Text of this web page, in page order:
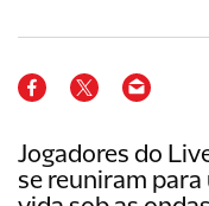
Jogadores do
se reuniram